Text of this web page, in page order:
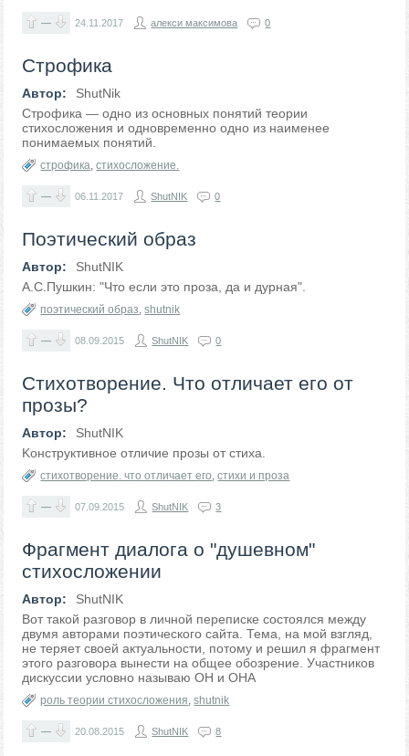
— 24.11.2017 алекси максимова 0
Строфика
Автор:
ShutNik
Строфика — одно из основных понятий теории
стихосложения и одновременно одно из наименее
понимаемых понятий.
строфика,стихосложение.
— 06.11.2017 ShutNIK 0
Поэтический образ
Автор:
ShutNIK
А.С.Пушкин: "Что если это проза, да и дурная".
поэтический образ,shutnik
— 08.09.2015 ShutNIK 0
Стихотворение. Что отличает его от
прозы?
Автор:
ShutNIK
Kонструктивное отличие прозы от стиха.
стихотворение. что отличает его,стихи и проза
— 07.09.2015 ShutNIK 3
Фрагмент диалога о "душевном"
стихосложении
Автор:
ShutNIK
Вот такой разговор в личной переписке состоялся между
двумя авторами поэтического сайта. Тема, на мой взгляд,
не теряет своей актуальности, потому и решил я фрагмент
этого разговора вынести на общее обозрение. Участников
дискуссии условно называю ОН и ОНА
роль теории стихосложения,shutnik
— 20.08.2015 ShutNIK 8